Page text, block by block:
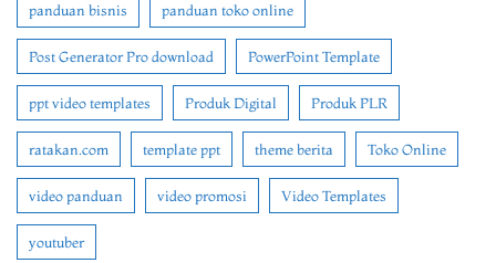
panduan bisnis panduan toko online
Post Generator Pro download PowerPoint Template
ppt video templates Produk Digital Produk PLR
ratakan.com template ppt theme berita Toko Online
video panduan video promosi Video Templates
youtuber